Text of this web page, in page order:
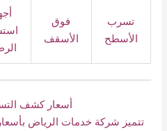
تسرب
الأسطح
فوق
الأسقف
أسعار كشف
تتميز شركة خدمات الرياض